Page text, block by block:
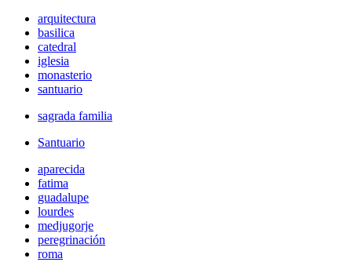
arquitectura
basilica
catedral
iglesia
monasterio
santuario
sagrada familia
Santuario
aparecida
fatima
guadalupe
lourdes
medjugorje
peregrinación
roma